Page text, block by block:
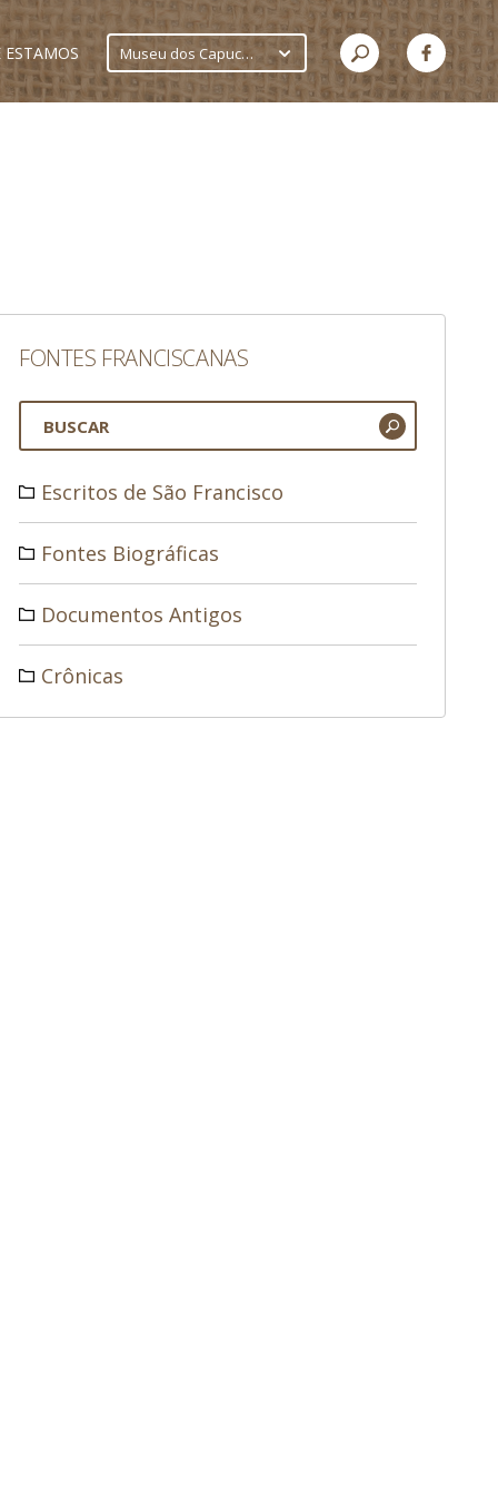
Museu dos Capuchinhos
FONTES FRANCISCANAS
Escritos de São Francisco
Fontes Biográficas
Documentos Antigos
Crônicas